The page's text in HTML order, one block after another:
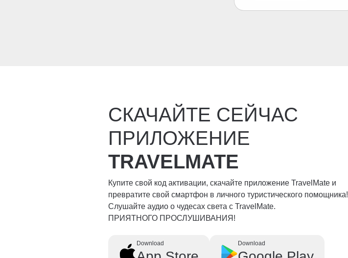
СКАЧАЙТЕ СЕЙЧАС
ПРИЛОЖЕНИЕ
TRAVELMATE
Купите свой код активации, скачайте приложение TravelMate и
превратите свой смартфон в личного туристического помощника!
Слушайте аудио о чудесах света с TravelMate.
ПРИЯТНОГО ПРОСЛУШИВАНИЯ!
Download Download